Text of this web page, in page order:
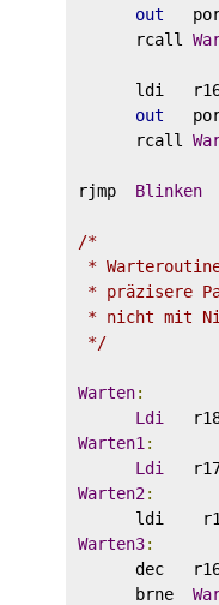
out
rcall
ldi
out
rcall
rjmp Blinken
/*
*
* präzisere
* nicht mit
*/
Warten:
Ldi
Warten1 :
Ldi
Warten2:
ldi
Warten3:
dec
brne